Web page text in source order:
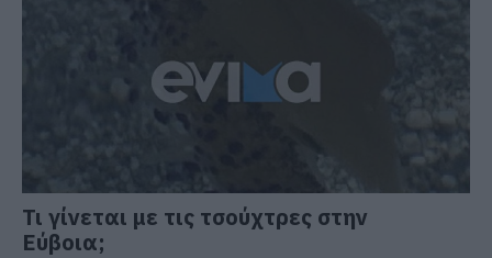
Τι γίνεται με τις τσούχτρες στην
Εύβοια;